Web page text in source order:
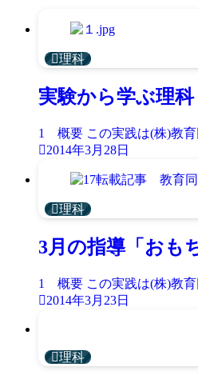
理科
実験から学ぶ理
1 概要 この実践は(株)教育
2014年3月28日
理科
3月の指導「おも
1 概要 この実践は(株)教育
2014年3月23日
理科